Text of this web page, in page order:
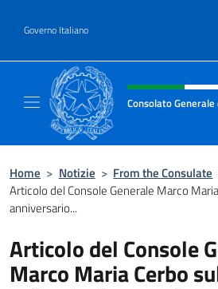
Governo Italiano
Intestazione sito,
Consolato
Home > Notizie > From the Consulate
Articolo del Console Generale Marco
anniversario...
Articolo del Console
Marco Maria Cerbo